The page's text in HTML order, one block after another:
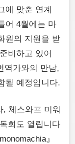
에 맞춘 연계
어 4월에는 마
원의 지원을 받
비하고 있어
역가와의 만남,
될 예정입니다.
, 체스와프 미워
회도 열립니다
』